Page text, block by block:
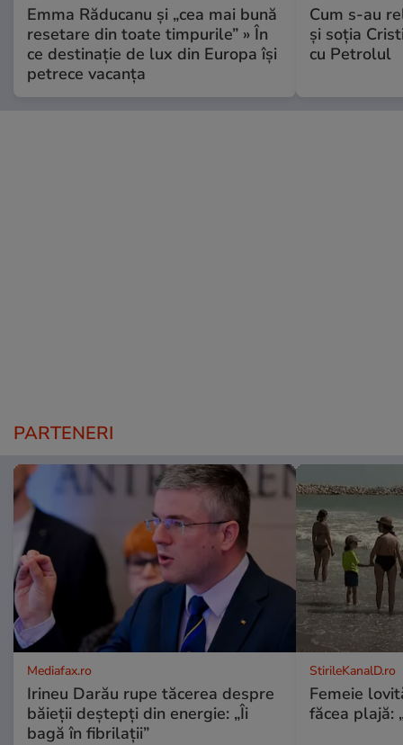
Emma Răducanu și „cea mai bună
resetare din toate timpurile” » În
ce destinație de lux din Europa își
petrece vacanța
Cum s-au
și soția
cu Petrolul
PARTENERI
Mediafax.ro
Irineu Darău rupe tăcerea despre
băieții deștepți din energie: „Îi
bagă în fibrilații”
StirileKanalD.ro
Femeie
făcea plajă: